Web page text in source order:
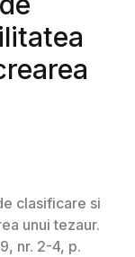
clasificare si
unui tezaur.
nr. 2-4, p.